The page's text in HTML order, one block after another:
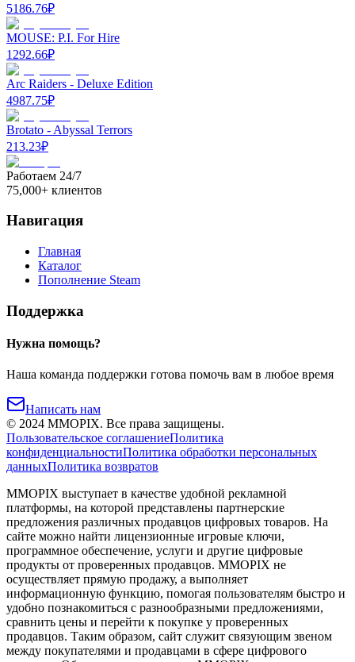
5186.76₽
MOUSE: P.I. For Hire
1292.66₽
Arc Raiders - Deluxe Edition
4987.75₽
Brotato - Abyssal Terrors
213.23₽
Работаем 24/7
75,000+ клиентов
Навигация
Главная
Каталог
Пополнение Steam
Поддержка
Нужна помощь?
Наша команда поддержки готова помочь вам в любое время
Написать нам
© 2024 MMOPIX. Все права защищены.
Пользовательское соглашениеПолитика
конфиденциальностиПолитика обработки персональных
данныхПолитика возвратов
MMOPIX выступает в качестве удобной рекламной
платформы, на которой представлены партнерские
предложения различных продавцов цифровых товаров. На
сайте можно найти лицензионные игровые ключи,
программное обеспечение, услуги и другие цифровые
продукты от проверенных продавцов. MMOPIX не
осуществляет прямую продажу, а выполняет
информационную функцию, помогая пользователям быстро и
удобно познакомиться с разнообразными предложениями,
сравнить цены и перейти к покупке у проверенных
продавцов. Таким образом, сайт служит связующим звеном
между покупателями и продавцами в сфере цифрового